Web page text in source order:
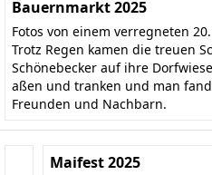
Bauernmarkt 2025
Fotos von einem verregneten
Trotz Regen kamen die treuen
Schönebecker auf ihre
aßen und tranken und man
Freunden und Nachbarn.
Maifest 2025